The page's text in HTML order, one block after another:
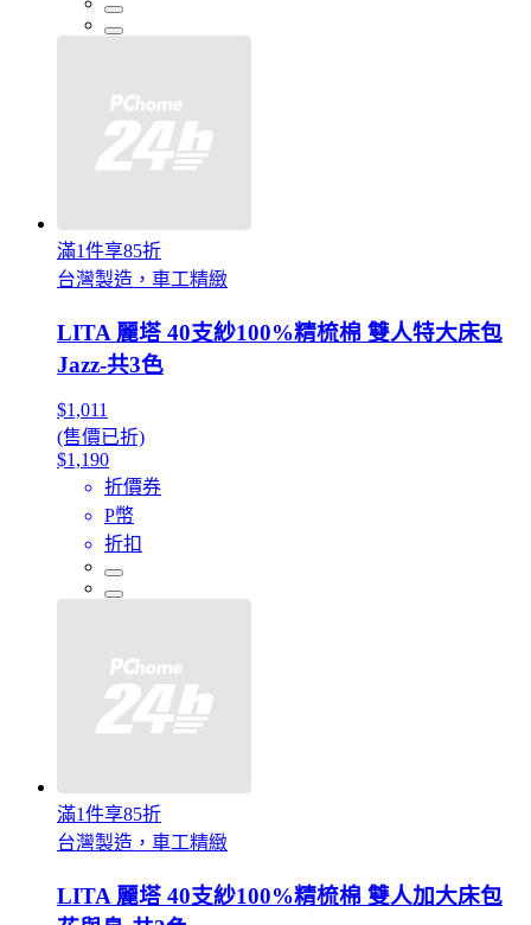
滿1件享85折
台灣製造，車工精緻
LITA 麗塔 40支紗100%精梳棉 雙人特大床包
Jazz-共3色
$1,011
(售價已折)
$1,190
折價券
P幣
折扣
滿1件享85折
台灣製造，車工精緻
LITA 麗塔 40支紗100%精梳棉 雙人加大床包